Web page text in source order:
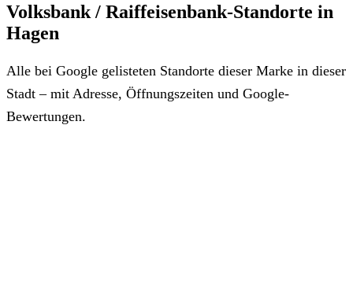
Volksbank / Raiffeisenbank-Standorte in
Hagen
Alle bei Google gelisteten Standorte dieser Marke in dieser
Stadt – mit Adresse, Öffnungszeiten und Google-
Bewertungen.